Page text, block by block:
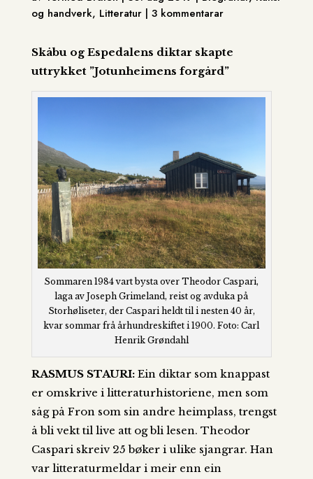
og handverk, Litteratur | 3 kommentarar
Skåbu og Espedalens diktar skapte
uttrykket ”Jotunheimens forgård”
Sommaren 1984 vart bysta over Theodor Caspari,
laga av Joseph Grimeland, reist og avduka på
Storhøliseter, der Caspari heldt til i nesten 40 år,
kvar sommar frå århundreskiftet i 1900. Foto: Carl
Henrik Grøndahl
RASMUS STAURI:Ein diktar som knappast
er omskrive i litteraturhistoriene, men som
såg på Fron som sin andre heimplass, trengst
å bli vekt til live att og bli lesen. Theodor
Caspari skreiv 25 bøker i ulike sjangrar. Han
var litteraturmeldar i meir enn ein